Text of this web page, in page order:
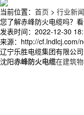
当前位置： 首页 > 行业新闻
您了解赤峰防火电缆吗？
发表时间：2022-12-30
来源：http://cf.lndlcj.com/
辽宁乐胜电缆集团有限公
沈阳赤峰防火电缆在建筑